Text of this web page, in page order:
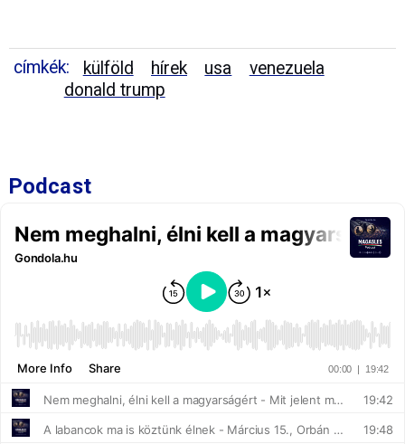
címkék: külföld hírek usa
venezuela
donald trump
Podcast